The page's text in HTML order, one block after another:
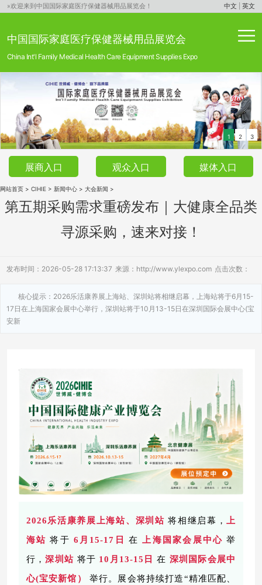
»欢迎来到中国国际家庭医疗保健器械用品展览会！ 中文 |英文
中国国际家庭医疗保健器械用品展览会
China Int'l Family Medical Health Care Equipment Supplies Expo
1 2 3
展商入口 观众入口 媒体入口
网站首页 > CIHIE > 新闻中心 > 大会新闻 >
第五期采购需求重磅发布｜大健康全品类
寻源采购，速来对接！
发布时间：2026-05-28 17:13:37 来源：http://www.ylexpo.com 点击次数：
核心提示：2026乐活康养展上海站、深圳站将相继启幕，上海站将于6月15-
17日在上海国家会展中心举行，深圳站将于10月13-15日在深圳国际会展中心(宝
安新
2026乐活康养展上海站、深圳站 将相继启幕，上
海站 将于 6月15-17日 在上海国家会展中心 举
行，深圳站 将于 10月13-15日 在 深圳国际会展中
心(宝安新馆） 举行。展会将持续打造“精准匹配、